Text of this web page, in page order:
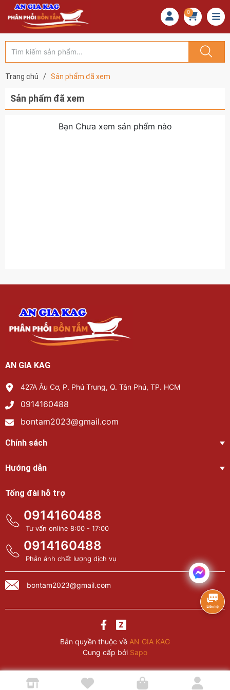
0
Trang chủ / Sản phẩm đã xem
Sản phẩm đã xem
Bạn Chưa xem sản phẩm nào
AN GIA KAG
427A Âu Cơ, P. Phú Trung, Q. Tân Phú, TP. HCM
0914160488
bontam2023@gmail.com
Chính sách
Hướng dẫn
Tổng đài hỗ trợ
0914160488
Tư vấn online 8:00 - 17:00
0914160488
Phản ánh chất lượng dịch vụ
bontam2023@gmail.com
Bản quyền thuộc về AN GIA KAG
Cung cấp bởi Sapo